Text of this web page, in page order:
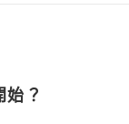
始？